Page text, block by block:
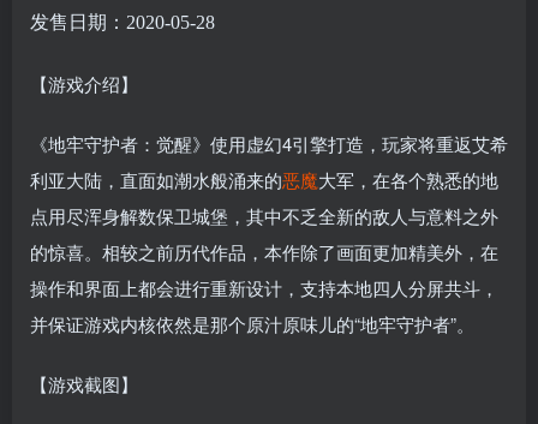
发售日期：2020-05-28
【游戏介绍】
《地牢守护者：觉醒》使用虚幻4引擎打造，玩家将重返艾希
利亚大陆，直面如潮水般涌来的恶魔大军，在各个熟悉的地
点用尽浑身解数保卫城堡，其中不乏全新的敌人与意料之外
的惊喜。相较之前历代作品，本作除了画面更加精美外，在
操作和界面上都会进行重新设计，支持本地四人分屏共斗，
并保证游戏内核依然是那个原汁原味儿的“地牢守护者”。
【游戏截图】